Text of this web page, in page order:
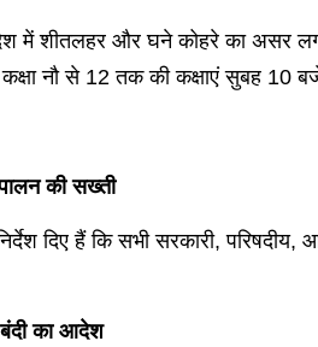
में शीतलहर और घने कोहरे का असर
कक्षा नौ से 12 तक की कक्षाएं सुबह 10
की सख्ती
दिए हैं कि सभी सरकारी,
का आदेश